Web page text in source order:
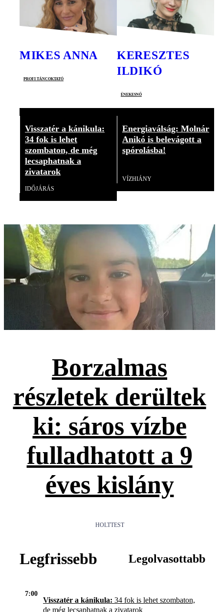
MIKES ANNA
profi táncoktató
KERESZTES
ILDIKÓ
énekesnő
Visszatér a kánikula:
34 fok is lehet
szombaton, de még
lecsaphatnak a
zivatarok
IDŐJÁRÁS
Energiaválság: Molnár
Anikó is belevágott a
spórolásba!
VÍZHIÁNY
Borzalmas
részletek derültek
ki: sáros vízbe
fulladhatott a 9
éves kislány
HOLTTEST
Legfrissebb Legolvasottabb
7:00
Visszatér a kánikula: 34 fok is lehet szombaton,
de még lecsaphatnak a zivatarok